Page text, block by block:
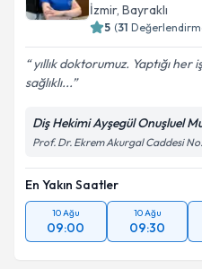
İzmir, Bayraklı
5 (31
yıllık doktorumuz. Yaptığı her
sağlıklı...
Diş Hekimi Ayşegül Onuşluel
Prof. Dr. Ekrem Akurgal Caddesi
En Yakın Saatler
10 Ağu
09:00
10 Ağu
09:30